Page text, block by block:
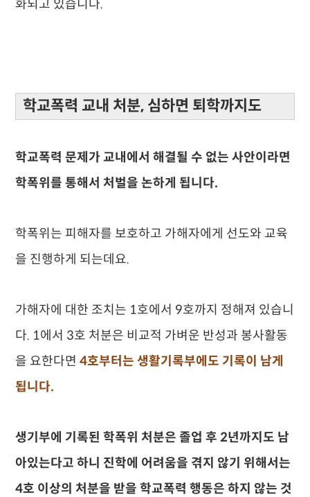
화되고 있습니다.
학교폭력 교내 처분, 심하면 퇴학까지도
학교폭력 문제가 교내에서 해결될 수 없는 사안이라면
학폭위를 통해서 처벌을 논하게 됩니다.
학폭위는 피해자를 보호하고 가해자에게 선도와 교육
을 진행하게 되는데요.
가해자에 대한 조치는 1호에서 9호까지 정해져 있습니
다. 1에서 3호 처분은 비교적 가벼운 반성과 봉사활동
을 요한다면4호부터는 생활기록부에도 기록이 남게
됩니다.
생기부에 기록된 학폭위 처분은 졸업 후 2년까지도 남
아있는다고 하니 진학에 어려움을 겪지 않기 위해서는
4호 이상의 처분을 받을 학교폭력 행동은 하지 않는 것